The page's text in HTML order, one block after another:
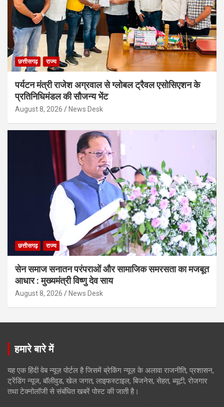
छत्तीसगढ़ राज्य
पर्यटन मंत्री राजेश अग्रवाल से ग्लोबल ट्रैवल एसोसिएशन के
प्रतिनिधिमंडल की सौजन्य भेंट
August 8, 2026 News Desk
छत्तीसगढ़ राज्य
सेन समाज सनातन परंपराओं और सामाजिक समरसता का मजबूत
आधार : मुख्यमंत्री विष्णु देव साय
August 8, 2026 News Desk
हमारे बारे में
यह एक हिंदी वेब न्यूज़ पोर्टल है जिसमें ब्रेकिंग न्यूज़ के अलावा राजनीति, प्रशासन,
ट्रेंडिंग न्यूज, बॉलीवुड, खेल जगत, लाइफस्टाइल, बिजनेस, सेहत, ब्यूटी, रोजगार
तथा टेक्नोलॉजी से संबंधित खबरें पोस्ट की जाती है।